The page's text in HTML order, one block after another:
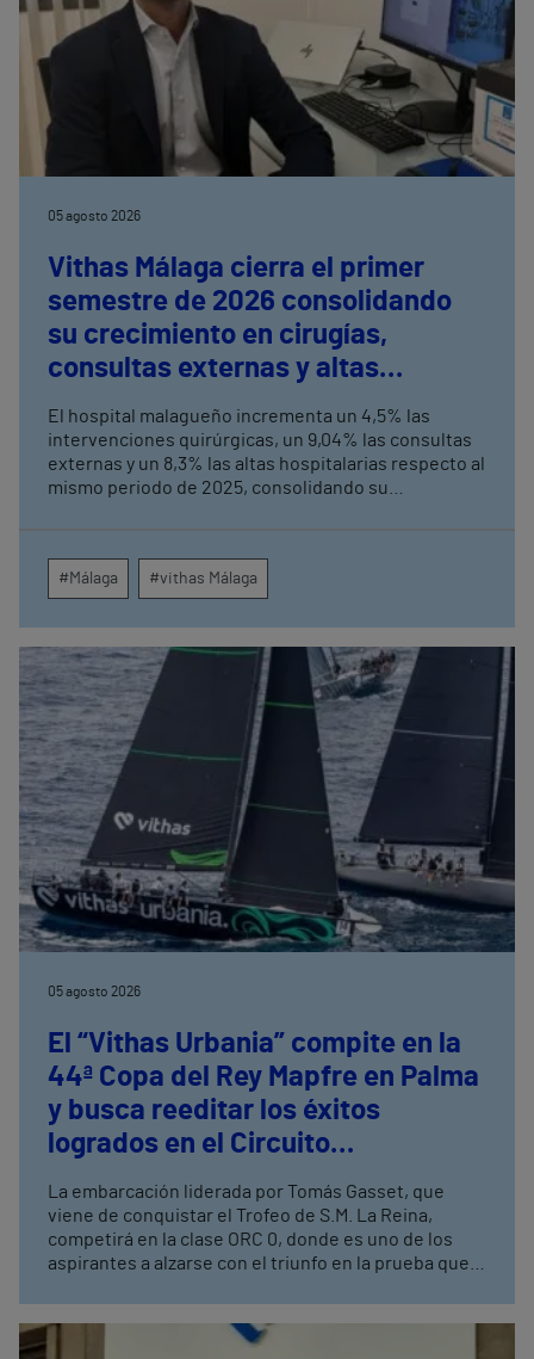
05 agosto 2026
Vithas Málaga cierra el primer
semestre de 2026 consolidando
su crecimiento en cirugías,
consultas externas y altas
El hospital malagueño incrementa un 4,5% las
intervenciones quirúrgicas, un 9,04% las consultas
externas y un 8,3% las altas hospitalarias respecto al
mismo periodo de 2025, consolidando su
intervenciones quirúrgicas ambulatorias y un 7% las
consultas externas, con un papel destacado de
dermatología y cirugía general.
#Málaga #vithas Málaga
05 agosto 2026
El “Vithas Urbania” compite en la
44ª Copa del Rey Mapfre en Palma
y busca reeditar los éxitos
logrados en el Circuito
Mediterráneo de Vela
La embarcación liderada por Tomás Gasset, que
viene de conquistar el Trofeo de S.M. La Reina,
competirá en la clase ORC 0, donde es uno de los
aspirantes a alzarse con el triunfo en la prueba que
en la estrategia global de patrocinios deportivos del